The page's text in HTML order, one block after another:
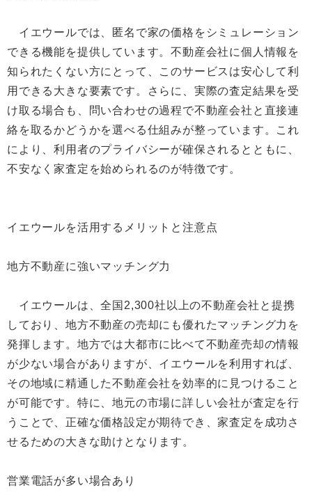
イエウールでは、匿名で家の価格をシミュレーション
できる機能を提供しています。不動産会社に個人情報を
知られたくない方にとって、このサービスは安心して利
用できる大きな要素です。さらに、実際の査定結果を受
け取る場合も、問い合わせの過程で不動産会社と直接連
絡を取るかどうかを選べる仕組みが整っています。これ
により、利用者のプライバシーが確保されるとともに、
不安なく家査定を始められるのが特徴です。
イエウールを活用するメリットと注意点
地方不動産に強いマッチング力
イエウールは、全国2,300社以上の不動産会社と提携
しており、地方不動産の売却にも優れたマッチング力を
発揮します。地方では大都市に比べて不動産売却の情報
が少ない場合がありますが、イエウールを利用すれば、
その地域に精通した不動産会社を効率的に見つけること
が可能です。特に、地元の市場に詳しい会社が査定を行
うことで、正確な価格設定が期待でき、家査定を成功さ
せるための大きな助けとなります。
営業電話が多い場合あり